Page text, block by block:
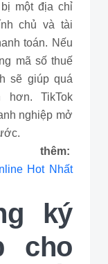
một địa chỉ
chủ và tài
toán. Nếu
mã số thuế
sẽ giúp quá
hơn. TikTok
nghiệp mở
Hot Nhất
ký
cho